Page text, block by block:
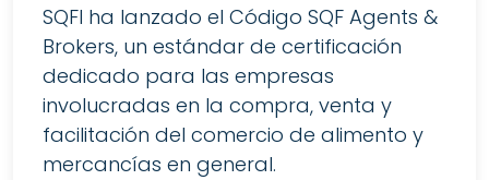
SQFI ha lanzado el Código SQF Agents &
Brokers, un estándar de certificación
dedicado para las empresas
involucradas en la compra, venta y
facilitación del comercio de alimento y
mercancías en general.